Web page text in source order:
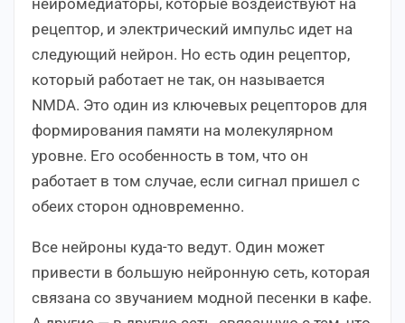
рецептор, и электрический импульс идет на
следующий нейрон. Но есть один рецептор,
который работает не так, он называется
NMDA. Это один из ключевых рецепторов для
формирования памяти на молекулярном
уровне. Его особенность в том, что он
работает в том случае, если сигнал пришел с
обеих сторон одновременно.
Все нейроны куда-то ведут. Один может
привести в большую нейронную сеть, которая
связана со звучанием модной песенки в кафе.